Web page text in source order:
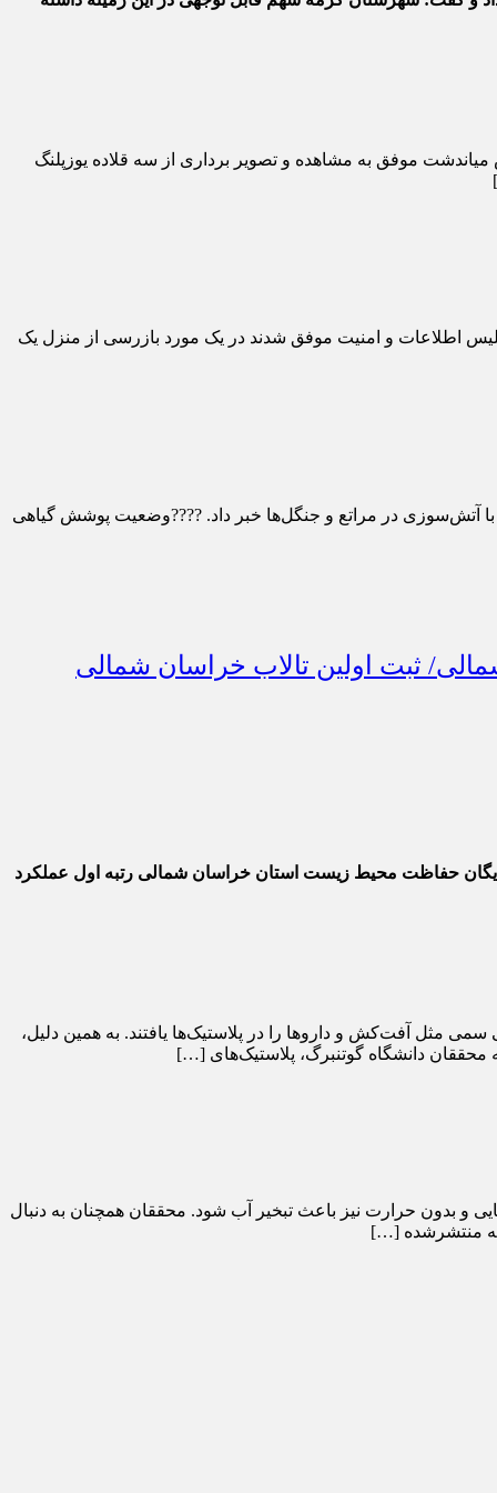
روز جمعه ۱۴ دی ماه محیط بانان پناهگاه حیات وحش میاندشت موفق به مشاهده و تصویر برداری از سه قلاده یوزپلنگ
اطلاعات و امنیت موفق شدند در یک مورد بازرسی از منزل یک
آماده‌باش ۲۳ تیم اطفای حریق در این استان برای مقابله با آتش‌سوزی در مراتع و جنگل‌ها خبر داد. ????وضعیت پوشش گیاهی
ثبت اولین تالاب خراسان شمالی
حفاظت محیط زیست استان خراسان شمالی رتبه اول عملکرد
از ۱۳ کشور را بررسی کردند، صدها ماده شیمیایی سمی مثل آفت‌کش‌ و داروها را در پلاستیک‌ها یافتند. به همین دلیل،
محققان دانشگاه گوتنبرگ، پلاستیک‌های […]
و بدون حرارت نیز باعث تبخیر آب شود. محققان همچنان به دنبال
منتشرشده […]